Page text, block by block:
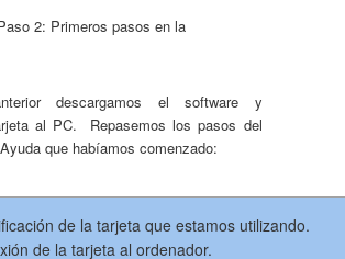
descargamos el software y
al PC. Repasemos los pasos del
que habíamos comenzado:
de la tarjeta que estamos utilizando.
de la tarjeta al ordenador.